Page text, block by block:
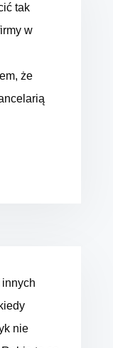
tak
w
że
innych
nie